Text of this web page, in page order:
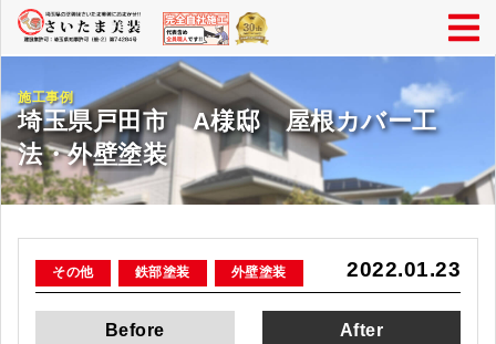
施工事例
埼玉県戸田市 A様邸 屋根カバー工
法・外壁塗装
2022.01.23
その他 鉄部塗装 外壁塗装
Before After